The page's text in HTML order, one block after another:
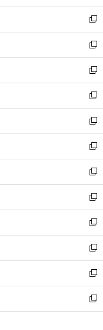
開
く
ウ
で
開
く
ン
ド
ウ
で
開
く
ウ
ィ
ン
ド
ウ
で
開
く
新
し
い
ウ
ィ
ン
ド
ウ
で
開
く
新
し
い
ウ
ィ
ン
ド
ウ
で
開
く
新
し
い
ウ
ィ
ン
ド
ウ
で
開
く
新
し
い
ウ
ィ
ン
ド
ウ
で
開
く
新
し
い
ウ
ィ
ン
ド
ウ
で
開
く
新
し
い
ウ
ィ
ン
ド
ウ
で
開
く
新
し
い
ウ
ィ
ン
ド
ウ
で
開
く
新
し
い
ウ
ィ
ン
ド
ウ
で
開
新
し
い
ウ
ィ
ン
ド
ウ
新
し
い
ウ
ィ
ン
新
し
い
ウ
新
し